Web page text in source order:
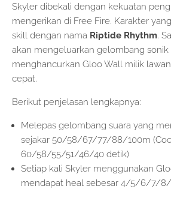
Skyler dibekali dengan kekuatan
mengerikan di Free Fire. Karakter
skill dengan nama Riptide Rhythm.
akan mengeluarkan gelombang
menghancurkan Gloo Wall milik
cepat.
Berikut penjelasan lengkapnya:
Melepas gelombang suara yang
sejakar 50/58/67/77/88/100m
60/58/55/51/46/40 detik)
Setiap kali Skyler menggunakan
mendapat heal sebesar 4/5/6/7/8/